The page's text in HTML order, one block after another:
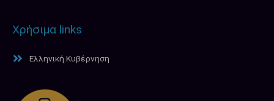
Χρήσιμα links
Ελληνική Κυβέρνηση